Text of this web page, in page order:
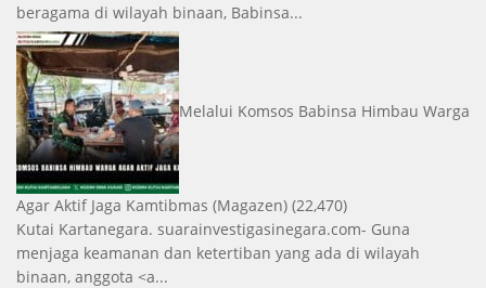
beragama di wilayah binaan, Babinsa...
Melalui Komsos Babinsa Himbau Warga
Agar Aktif Jaga Kamtibmas (Magazen) (22,470)
Kutai Kartanegara. suarainvestigasinegara.com- Guna
menjaga keamanan dan ketertiban yang ada di wilayah
binaan, anggota <a...